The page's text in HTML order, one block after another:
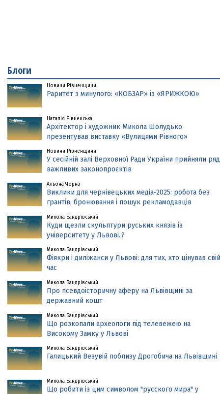
Блоги
Новини Рівненщини
Раритет з минулого: «КОБЗАР» із «ЯРИЖКОЮ»
Наталія Рівненська
Архітектор і художник Микола Шолудько
презентував виставку «Вулицями Рівного»
Новини Рівненщини
У сесійній залі Верховної Ради України прийняли ряд
важливих законопроєктів
Альона Чорна
Виклики для чернівецьких медіа-2025: робота без
грантів, бронювання і пошук рекламодавців
Микола Бандрівський
Куди щезли скульптури руських князів із
університету у Львові..?
Микола Бандрівський
Фіякри і диліжанси у Львові: для тих, хто цінував свій
час
Микола Бандрівський
Про псевдоісторичну аферу на Львівщині за
державний кошт
Микола Бандрівський
Що розкопали археологи під телевежею на
Високому Замку у Львові
Микола Бандрівський
Галицький Везувій поблизу Дрогобича на Львівщині
Микола Бандрівський
Що робити із цим символом "русского мира" у